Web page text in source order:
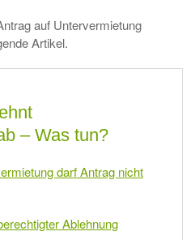
auf Untervermietung
Artikel.
– Was tun?
darf Antrag nicht
Ablehnung